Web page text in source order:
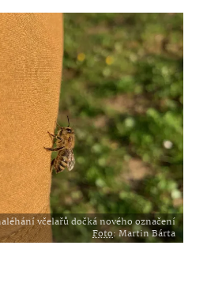
včelařů dočká nového označení
Foto: Martin Bárta